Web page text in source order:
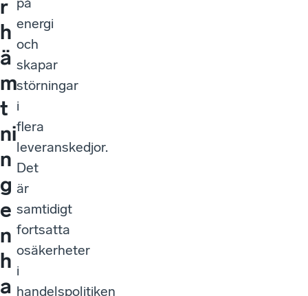
r
h
ä
m
t
ni
n
g
e
n
h
a
energi
och
skapar
störningar
i
flera
leveranskedjor.
Det
är
samtidigt
fortsatta
osäkerheter
i
handelspolitiken